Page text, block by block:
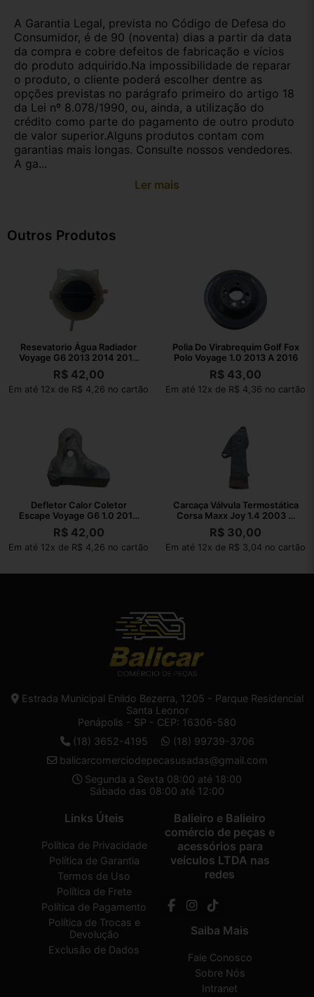
A Garantia Legal, prevista no Código de Defesa do
Consumidor, é de 90 (noventa) dias a partir da data
da compra e cobre defeitos de fabricação e vícios
do produto adquirido.Na impossibilidade de reparar
o produto, o cliente poderá escolher dentre as
opções previstas no parágrafo primeiro do artigo 18
da Lei nº 8.078/1990, ou, ainda, a utilização do
crédito como parte do pagamento de outro produto
de valor superior.Alguns produtos contam com
garantias mais longas. Consulte nossos vendedores.
A ga...
Ler mais
Outros Produtos
Resevatorio Água Radiador
Voyage G6 2013 2014 2015
2016
R$42,00
Em até 12x de R$ 4,26 no cartão
Polia Do Virabrequim Golf Fox
Polo Voyage 1.0 2013 A 2016
R$ 43,00
Em até 12x de R$ 4,36 no cartão
Defletor Calor Coletor
Escape Voyage G6 1.0 2013
2014 A 2016
R$42,00
Em até 12x de R$ 4,26 no cartão
Carcaça Válvula Termostática
Corsa Maxx Joy 1.4 2003 A
2010
R$ 30,00
Em até 12x de R$ 3,04 no cartão
Estrada Municipal Enildo Bezerra, 1205 - Parque Residencial
Santa Leonor
Penápolis - SP - CEP: 16306-580
(18) 3652-4195
(18) 99739-3706
balicarcomerciodepecasusadas@gmail.com
Segunda a Sexta 08:00 até 18:00
Sábado das 08:00 até 12:00
Links Úteis
Política de Privacidade
Política de Garantia
Termos de Uso
Política de Frete
Política de Pagamento
Política de Trocas e
Devolução
Exclusão de Dados
Balieiro e Balieiro
comércio de peças e
acessórios para
veículos LTDA nas
redes
Saiba Mais
Fale Conosco
Sobre Nós
Intranet